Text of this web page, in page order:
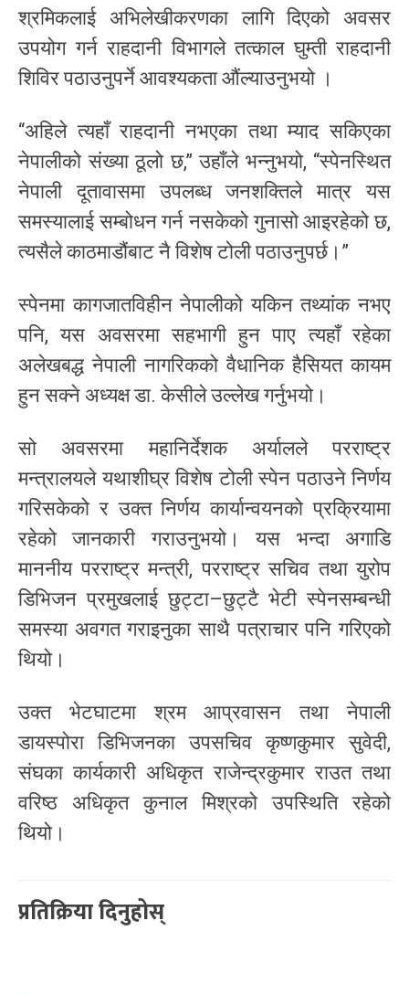
श्रमिकलाई अभिलेखीकरणका लागि दिएको अवसर
उपयोग गर्न राहदानी विभागले तत्काल घुम्ती राहदानी
शिविर पठाउनुपर्ने आवश्यकता औंल्याउनुभयो ।
“अहिले त्यहाँ राहदानी नभएका तथा म्याद सकिएका
नेपालीको संख्या ठूलो छ,” उहाँले भन्नुभयो, “स्पेनस्थित
नेपाली दूतावासमा उपलब्ध जनशक्तिले मात्र यस
समस्यालाई सम्बोधन गर्न नसकेको गुनासो आइरहेको छ,
त्यसैले काठमाडौंबाट नै विशेष टोली पठाउनुपर्छ।”
स्पेनमा कागजातविहीन नेपालीको यकिन तथ्यांक नभए
पनि, यस अवसरमा सहभागी हुन पाए त्यहाँ रहेका
अलेखबद्ध नेपाली नागरिकको वैधानिक हैसियत कायम
हुन सक्ने अध्यक्ष डा. केसीले उल्लेख गर्नुभयो।
सो अवसरमा महानिर्देशक अर्यालले परराष्ट्र
मन्त्रालयले यथाशीघ्र विशेष टोली स्पेन पठाउने निर्णय
गरिसकेको र उक्त निर्णय कार्यान्वयनको प्रक्रियामा
रहेको जानकारी गराउनुभयो। यस भन्दा अगाडि
माननीय परराष्ट्र मन्त्री, परराष्ट्र सचिव तथा युरोप
डिभिजन प्रमुखलाई छुट्टा–छुट्टै भेटी स्पेनसम्बन्धी
समस्या अवगत गराइनुका साथै पत्राचार पनि गरिएको
थियो।
उक्त भेटघाटमा श्रम आप्रवासन तथा नेपाली
डायस्पोरा डिभिजनका उपसचिव कृष्णकुमार सुवेदी,
संघका कार्यकारी अधिकृत राजेन्द्रकुमार राउत तथा
वरिष्ठ अधिकृत कुनाल मिश्रको उपस्थिति रहेको
थियो।
प्रतिक्रिया दिनुहोस्